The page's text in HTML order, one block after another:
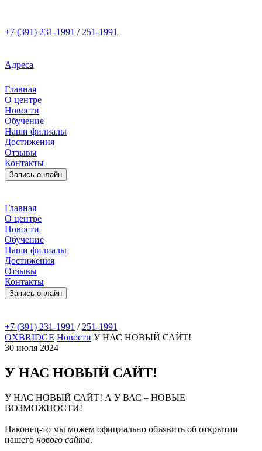
+7 (391) 231-1991 / 251-1991
Адреса
Главная
О центре
Новости
Обучение
Наши филиалы
Достижения
Отзывы
Контакты
Запись онлайн
Главная
О центре
Новости
Обучение
Наши филиалы
Достижения
Отзывы
Контакты
Запись онлайн
+7 (391) 231-1991 / 251-1991
OXBRIDGE Новости У НАС НОВЫЙ САЙТ!
30 июля 2024
У НАС НОВЫЙ САЙТ!
У НАС НОВЫЙ САЙТ! А У ВАС – НОВЫЕ
ВОЗМОЖНОСТИ!
Наконец-то мы можем официально объявить об открытии
нашего нового сайта.